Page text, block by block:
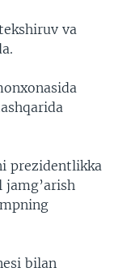
va
prezidentlikka
bilan